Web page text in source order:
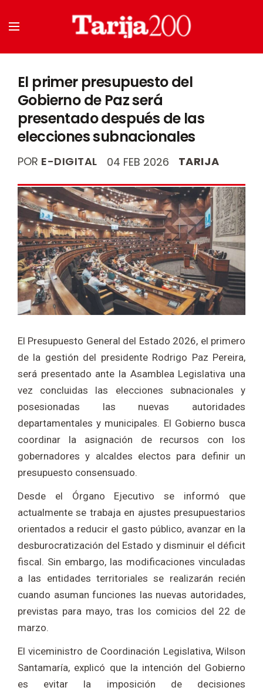
El primer presupuesto del
Gobierno de Paz será
presentado después de las
elecciones subnacionales
POR E-DIGITAL 04 FEB 2026 TARIJA
El Presupuesto General del Estado 2026, el primero
de la gestión del presidente Rodrigo Paz Pereira,
será presentado ante la Asamblea Legislativa una
vez concluidas las elecciones subnacionales y
posesionadas las nuevas autoridades
departamentales y municipales. El Gobierno busca
coordinar la asignación de recursos con los
gobernadores y alcaldes electos para definir un
presupuesto consensuado.
Desde el Órgano Ejecutivo se informó que
actualmente se trabaja en ajustes presupuestarios
orientados a reducir el gasto público, avanzar en la
desburocratización del Estado y disminuir el déficit
fiscal. Sin embargo, las modificaciones vinculadas
a las entidades territoriales se realizarán recién
cuando asuman funciones las nuevas autoridades,
previstas para mayo, tras los comicios del 22 de
marzo.
El viceministro de Coordinación Legislativa, Wilson
Santamaría, explicó que la intención del Gobierno
es evitar la imposición de decisiones